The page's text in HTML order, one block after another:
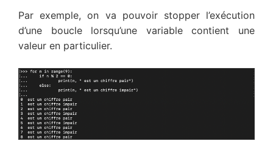
Par exemple, on va pouvoir stopper l’exécution
d’une boucle lorsqu’une variable contient une
valeur en particulier.